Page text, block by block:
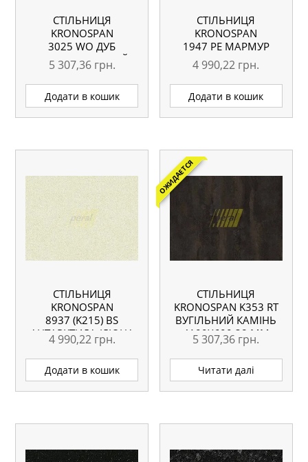
СТІЛЬНИЦЯ
KRONOSPAN
3025 WO ДУБ
СОНОМА СВІТЛИЙ
4100X600X38 ММ
ВОЛОГОСТІЙКА
5 307,36 грн.
Додати в кошик
СТІЛЬНИЦЯ
KRONOSPAN
1947 PE МАРМУР
ЛОСОСЬ
4100X600X38 ММ
ВОЛОГОСТІЙКА
4 990,22 грн.
Додати в кошик
СТІЛЬНИЦЯ
KRONOSPAN
8937 (K215) BS
АНТАРКТИДА (ДЮНА
БІЛА) 4100X600X38
ММ ВОЛОГОСТІЙКА
4 990,22 грн.
Додати в кошик
ОЖИДАЕТСЯ
СТІЛЬНИЦЯ
KRONOSPAN K353 RT
ВУГІЛЬНИЙ КАМІНЬ
4100Х600 38 ММ
ВОЛОГОСТІЙКА
5 307,36 грн.
Читати далі